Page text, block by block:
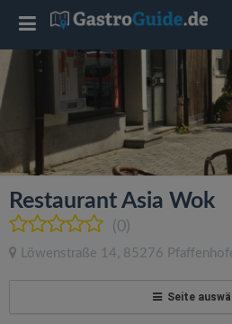
Restaurant Asia Wok
(0)
Löwenstraße 14, 85276
Seite
T
o
g
l
e